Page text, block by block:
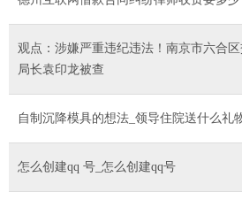
观点：涉嫌严重违纪违法！南京市六合
局长袁印龙被查
自制沉降模具的想法_领导住院送什么礼
怎么创建qq 号_怎么创建qq号